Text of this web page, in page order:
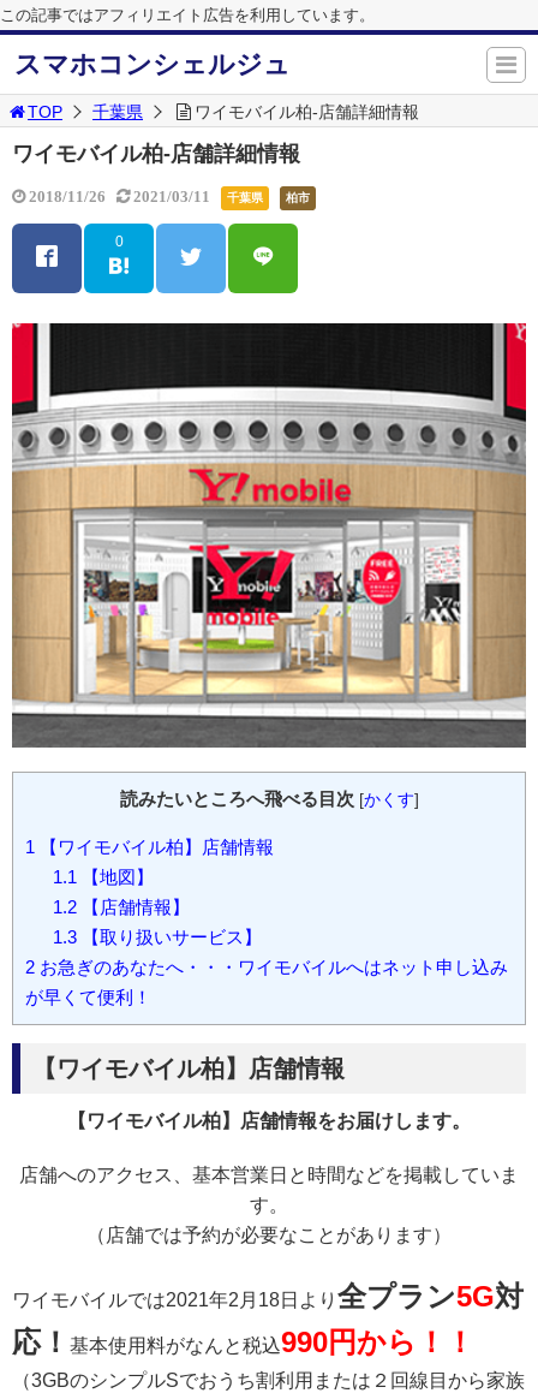
この記事ではアフィリエイト広告を利用しています。
スマホコンシェルジュ
TOP 千葉県 ワイモバイル柏-店舗詳細情報
ワイモバイル柏-店舗詳細情報
2018/11/26 2021/03/11 千葉県 柏市
0
読みたいところへ飛べる目次 [かくす]
1 【ワイモバイル柏】店舗情報
1.1【地図】
1.2【店舗情報】
1.3【取り扱いサービス】
2 お急ぎのあなたへ・・・ワイモバイルへはネット申し込み
が早くて便利！
【ワイモバイル柏】店舗情報
【ワイモバイル柏】店舗情報をお届けします。
店舗へのアクセス、基本営業日と時間などを掲載していま
す。
（店舗では予約が必要なことがあります）
ワイモバイルでは2021年2月18日より 全プラン5G対
応！ 基本使用料がなんと税込990円から！！
（3GBのシンプルSでおうち割利用または２回線目から家族